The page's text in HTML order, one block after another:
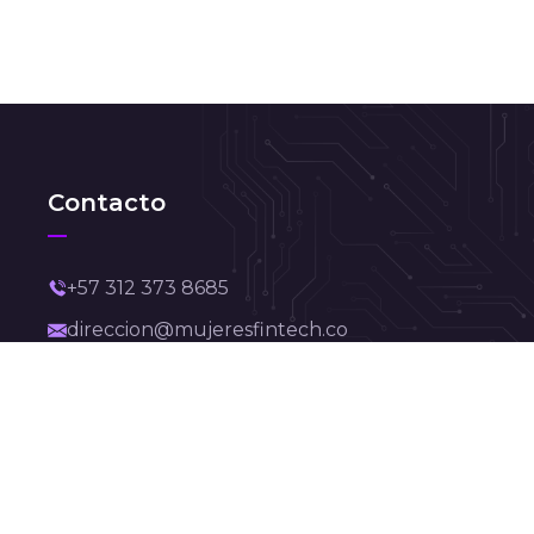
Contacto
+57 312 373 8685
direccion@mujeresfintech.co